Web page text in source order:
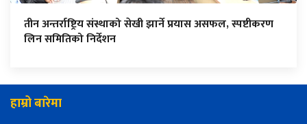
तीन अन्तर्राष्ट्रिय संस्थाको सेखी झार्ने प्रयास असफल, स्पष्टीकरण
लिन समितिको निर्देशन
हाम्रो बारेमा